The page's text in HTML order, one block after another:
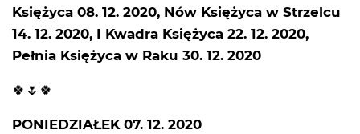
Księżyca 08. 12. 2020, Nów Księżyca w Strzelcu
14. 12. 2020, I Kwadra Księżyca 22. 12. 2020,
Pełnia Księżyca w Raku 30. 12. 2020
🍀🌷🍀
PONIEDZIAŁEK 07. 12. 2020